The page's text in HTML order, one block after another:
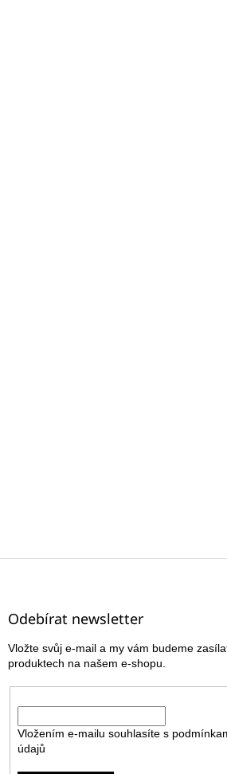
Z
Odebírat newsletter
Vložte svůj e-mail a my vám budeme
produktech na našem e-shopu.
Vložením e-mailu souhlasíte s
údajů